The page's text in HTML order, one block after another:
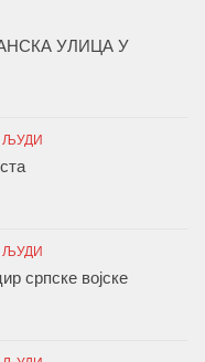
УЛИЦА У
ЉУДИ
ЉУДИ
српске војске